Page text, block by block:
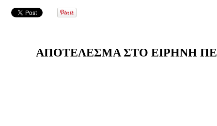
ΑΠΟΤΕΛΕΣΜΑ ΣΤΟ ΕΙΡΗΝΗ